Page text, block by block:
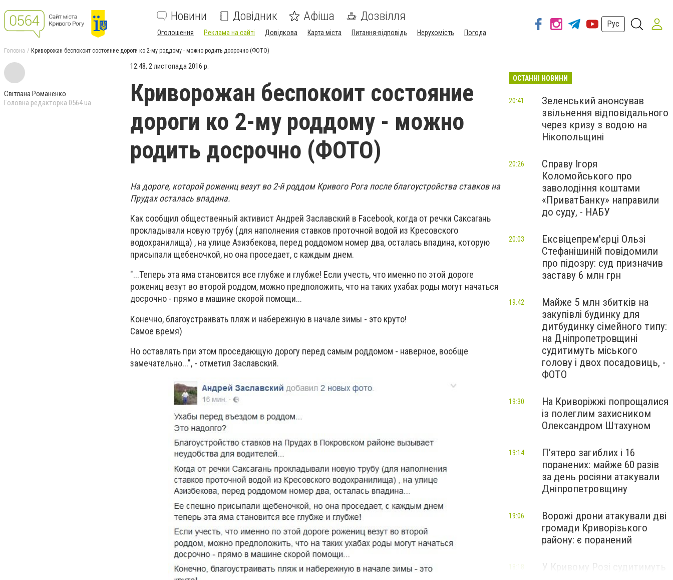
Новини Довідник Афіша Дозвілля
Оголошення Реклама на сайті Довідкова Карта міста Питання-відповідь Нерухомість Погода
Рус
Головна Криворожан беспокоит состояние дороги ко 2-му роддому - можно родить досрочно (ФОТО)
Світлана Романенко
Головна редакторка 0564.ua
12:48, 2 листопада 2016 р.
Криворожан беспокоит состояние
дороги ко 2-му роддому - можно
родить досрочно (ФОТО)
На дороге, которой рожениц везут во 2-й роддом Кривого Рога после благоустройства ставков на
Прудах осталась впадина.
Как сообщил общественный активист Андрей Заславский в Facebook, когда от речки Саксагань
прокладывали новую трубу (для наполнения ставков проточной водой из Кресовского
водохранилища) , на улице Азизбекова, перед роддомом номер два, осталась впадина, которую
присыпали щебеночкой, но она проседает, с каждым днем.
"...Теперь эта яма становится все глубже и глубже! Если учесть, что именно по этой дороге
рожениц везут во второй роддом, можно предположить, что на таких ухабах роды могут начаться
досрочно - прямо в машине скорой помощи...
Конечно, благоустраивать пляж и набережную в начале зимы - это круто!
Самое время)
Но оставлять при этом проседающую дорогу перед самым роддомом - наверное, вообще
замечательно...", - отметил Заславский.
ОСТАННІ НОВИНИ
Зеленський анонсував
звільнення відповідального
через кризу з водою на
Нікопольщині
20:41
Справу Ігоря
Коломойського про
заволодіння коштами
«ПриватБанку» направили
до суду, - НАБУ
20:26
Ексвіцепрем'єрці Ользі
Стефанішиній повідомили
про підозру: суд призначив
заставу 6 млн грн
20:03
Майже 5 млн збитків на
закупівлі будинку для
дитбудинку сімейного типу:
на Дніпропетровщині
судитимуть міського
голову і двох посадовиць, -
ФОТО
19:42
На Криворіжжі попрощалися
із полеглим захисником
Олександром Штахуном
19:30
П’ятеро загиблих і 16
поранених: майже 60 разів
за день росіяни атакували
Дніпропетровщину
19:14
Ворожі дрони атакували дві
громади Криворізького
району: є поранений
19:06
У Кривому Розі судитимуть
18:18